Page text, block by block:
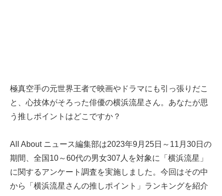
極真空手の元世界王者で映画やドラマにも引っ張りだこ
と、心技体がそろった俳優の横浜流星さん。あなたが思
う推しポイントはどこですか？
All About ニュース編集部は2023年9月25日～11月30日の
期間、全国10～60代の男女307人を対象に「横浜流星」
に関するアンケート調査を実施しました。今回はその中
から「横浜流星さんの推しポイント」ランキングを紹介